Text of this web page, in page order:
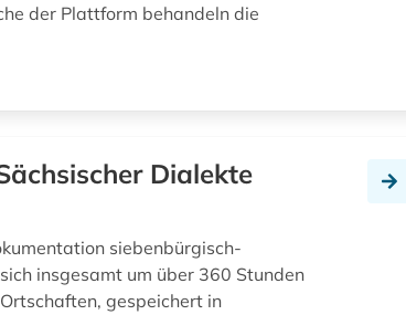
der Plattform behandeln die
Dialekte
siebenbürgisch-
insgesamt um über 360 Stunden
gespeichert in